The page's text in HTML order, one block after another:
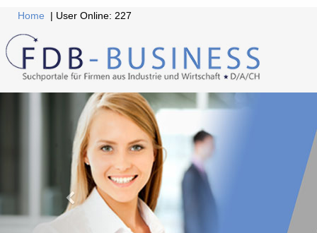
Home | User Online: 227